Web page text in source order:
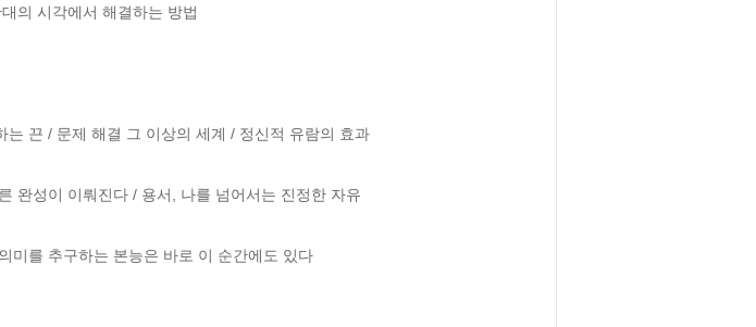
의 시각에서 해결하는 방법
끈 / 문제 해결 그 이상의 세계 / 정신적 유람의 효과
완성이 이뤄진다 / 용서, 나를 넘어서는 진정한 자유
미를 추구하는 본능은 바로 이 순간에도 있다